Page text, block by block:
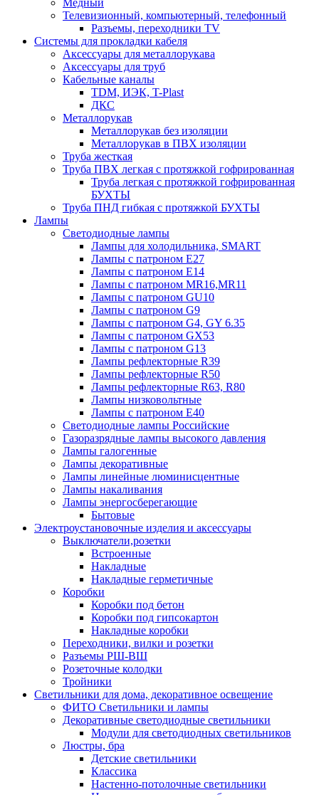
Медный
Телевизионный, компьютерный, телефонный
Разъемы, переходники TV
Системы для прокладки кабеля
Аксессуары для металлорукава
Аксессуары для труб
Кабельные каналы
TDM, ИЭК, T-Plast
ДКС
Металлорукав
Металлорукав без изоляции
Металлорукав в ПВХ изоляции
Труба жесткая
Труба ПВХ легкая с протяжкой гофрированная
Труба легкая с протяжкой гофрированная
БУХТЫ
Труба ПНД гибкая с протяжкой БУХТЫ
Лампы
Светодиодные лампы
Лампы для холодильника, SMART
Лампы с патроном E27
Лампы с патроном Е14
Лампы с патроном MR16,MR11
Лампы с патроном GU10
Лампы с патроном G9
Лампы с патроном G4, GY 6.35
Лампы с патроном GX53
Лампы с патроном G13
Лампы рефлекторные R39
Лампы рефлекторные R50
Лампы рефлекторные R63, R80
Лампы низковольтные
Лампы с патроном Е40
Светодиодные лампы Российские
Газоразрядные лампы высокого давления
Лампы галогенные
Лампы декоративные
Лампы линейные люминисцентные
Лампы накаливания
Лампы энергосберегающие
Бытовые
Электроустановочные изделия и аксессуары
Выключатели,розетки
Встроенные
Накладные
Накладные герметичные
Коробки
Коробки под бетон
Коробки под гипсокартон
Накладные коробки
Переходники, вилки и розетки
Разъемы РШ-ВШ
Розеточные колодки
Тройники
Светильники для дома, декоративное освещение
ФИТО Светильники и лампы
Декоративные светодиодные светильники
Модули для светодиодных светильников
Люстры, бра
Детские светильники
Классика
Настенно-потолочные светильники